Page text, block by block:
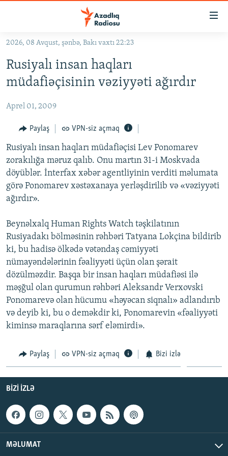
Əsas
qayıt
Əsas
qayıt
#İZAHLA
KORRUPSIOMETR
#ƏSLINDƏ
FƏRQƏ BAX
QANUNI DOĞRU
ARAŞDIRMA
MULTIMEDIA
VIDEO
FOTOQALEREYA
İNFOQRAFIKA
KARIKATURA
RADIO ARXIV
OXU ZALI
AZƏRBAYCAN ƏDƏBIYYATI KITABXANASI
İSLAM VƏ DEMOKRATIYA
İZ - MƏDƏNIYYƏT PROQRAMI
HAQQIMIZDA
MISSIYAMIZ
PEŞƏ ETIKASI VƏ JURNALISTIKA STANDARTLARIMIZ
MATERIALLARIMIZDAN ISTIFADƏ
AZADLIQRADIOSU MOBIL TELEFONUNUZDA
BIZIMLƏ ƏLAQƏ
XƏBƏR BÜLLETENLƏRIMIZ
BIZI IZLƏ
RFE/RL-in bütün saytları
2026, 08 Avqust, şənbə, Bakı vaxtı 22:23
Rusiyalı insan haqları
müdafiəçisinin vəziyyəti ağırdır
Aprel 01, 2009
Paylaş VPN-siz açmaq
Rusiyalı insan haqları müdafiəçisi Lev Ponomarev
zorakılığa məruz qalıb. Onu martın 31-i Moskvada
döyüblər. İnterfax xəbər agentliyinin verditi məlumata
görə Ponomarev xəstəxanaya yerləşdirilib və «vəziyyəti
ağırdır».
Beynəlxalq Human Rights Watch təşkilatının
Rusiyadakı bölməsinin rəhbəri Tatyana Lokçina bildirib
ki, bu hadisə ölkədə vətəndaş cəmiyyəti
nümayəndələrinin fəaliyyəti üçün olan şərait
dözülməzdir. Başqa bir insan haqları müdafiəsi ilə
məşğul olan qurumun rəhbəri Aleksandr Verxovski
Ponomarevə olan hücumu «həyəcan siqnalı» adlandırıb
və deyib ki, bu o deməkdir ki, Ponomarevin «fəaliyyəti
kiminsə maraqlarına sərf eləmirdi».
Paylaş VPN-siz açmaq Bizi izlə
BIZI IZLƏ
MƏLUMAT